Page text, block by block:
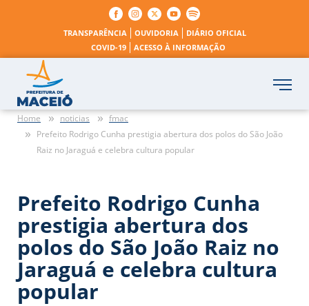
TRANSPARÊNCIA OUVIDORIA
DIÁRIO OFICIAL
COVID-19
ACESSO À INFORMAÇÃO
Home noticias
fmac
Prefeito Rodrigo Cunha prestigia abertura dos polos do São João
Raiz no Jaraguá e celebra cultura popular
Prefeito Rodrigo Cunha
prestigia abertura dos
polos do São João Raiz no
Jaraguá e celebra cultura
popular